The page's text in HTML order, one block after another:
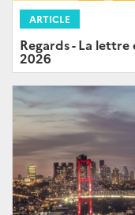
ARTICLE
Regards - La
2026